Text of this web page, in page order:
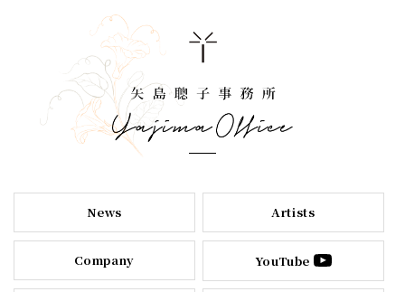
News Artists
Company YouTube